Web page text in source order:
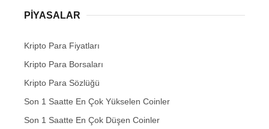
PIYASALAR
Kripto Para Fiyatları
Kripto Para Borsaları
Kripto Para Sözlüğü
Son 1 Saatte En Çok Yükselen Coinler
Son 1 Saatte En Çok Düşen Coinler